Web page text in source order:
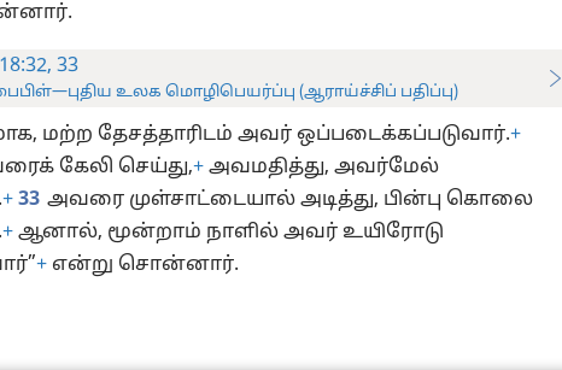
33
உலக மொழிபெயர்ப்பு (ஆராய்ச்சிப் பதிப்பு)
மற்ற தேசத்தாரிடம் அவர் ஒப்படைக்கப்படுவார்.+
கேலி செய்து,+அவமதித்து, அவர்மேல்
+ 33 அவரை முள்சாட்டையால் அடித்து, பின்பு கொலை
+ஆனால், மூன்றாம் நாளில் அவர் உயிரோடு
+என்று சொன்னார்.